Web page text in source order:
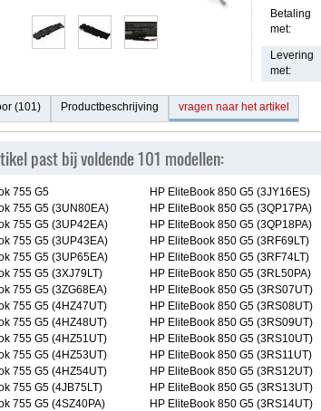
Betaling
met:
Levering
met:
(101) Productbeschrijving vragen naar het artikel
past bij voldende 101 modellen:
755 G5
755 G5 (3UN80EA)
755 G5 (3UP42EA)
755 G5 (3UP43EA)
755 G5 (3UP65EA)
755 G5 (3XJ79LT)
755 G5 (3ZG68EA)
755 G5 (4HZ47UT)
755 G5 (4HZ48UT)
755 G5 (4HZ51UT)
755 G5 (4HZ53UT)
755 G5 (4HZ54UT)
755 G5 (4JB75LT)
755 G5 (4SZ40PA)
HP EliteBook 850 G5 (3JY16ES)
HP EliteBook 850 G5 (3QP17PA)
HP EliteBook 850 G5 (3QP18PA)
HP EliteBook 850 G5 (3RF69LT)
HP EliteBook 850 G5 (3RF74LT)
HP EliteBook 850 G5 (3RL50PA)
HP EliteBook 850 G5 (3RS07UT)
HP EliteBook 850 G5 (3RS08UT)
HP EliteBook 850 G5 (3RS09UT)
HP EliteBook 850 G5 (3RS10UT)
HP EliteBook 850 G5 (3RS11UT)
HP EliteBook 850 G5 (3RS12UT)
HP EliteBook 850 G5 (3RS13UT)
HP EliteBook 850 G5 (3RS14UT)